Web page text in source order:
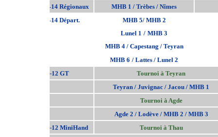
-14 Régionaux MHB 1 / Trèbes / Nîmes
-14 Départ.
MHB 5/ MHB 2
Lunel 1 / MHB 3
MHB 4 / Capestang / Teyran
MHB 6 / Lattes / Lunel 2
-12 GT
Tournoi à Teyran
Teyran / Juvignac / Jacou / MHB 1
Tournoi à Agde
Agde 2 / Lodève / MHB 2 / MHB 3
-12 MiniHand
Tournoi à Thau